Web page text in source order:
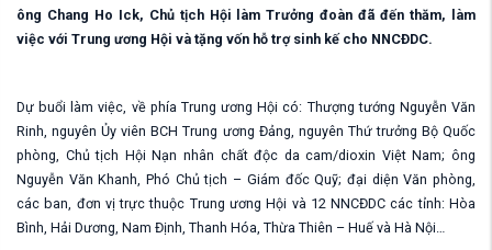
ông Chang Ho Ick, Chủ tịch Hội làm Trưởng đoàn đã đến thăm, làm
việc với Trung ương Hội và tặng vốn hỗ trợ sinh kế cho NNCĐDC.
Dự buổi làm việc, về phía Trung ương Hội có: Thượng tướng Nguyễn Văn
Rinh, nguyên Ủy viên BCH Trung ương Đảng, nguyên Thứ trưởng Bộ Quốc
phòng, Chủ tịch Hội Nạn nhân chất độc da cam/dioxin Việt Nam; ông
Nguyễn Văn Khanh, Phó Chủ tịch – Giám đốc Quỹ; đại diện Văn phòng,
các ban, đơn vị trực thuộc Trung ương Hội và 12 NNCĐDC các tỉnh: Hòa
Bình, Hải Dương, Nam Định, Thanh Hóa, Thừa Thiên – Huế và Hà Nội…